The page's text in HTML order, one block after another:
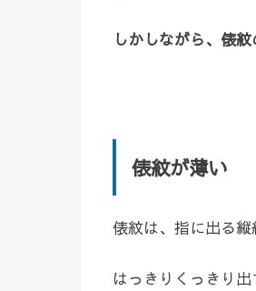
しかしながら、俵
俵紋が薄い
俵紋は、指に出る縦
はっきりくっきり